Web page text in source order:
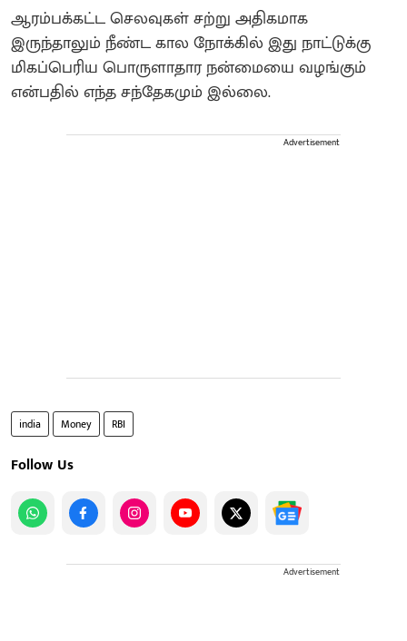
ஆரம்பக்கட்ட செலவுகள் சற்று அதிகமாக
இருந்தாலும் நீண்ட கால நோக்கில் இது நாட்டுக்கு
மிகப்பெரிய பொருளாதார நன்மையை வழங்கும்
என்பதில் எந்த சந்தேகமும் இல்லை.
Advertisement
india Money RBI
Follow Us
Advertisement